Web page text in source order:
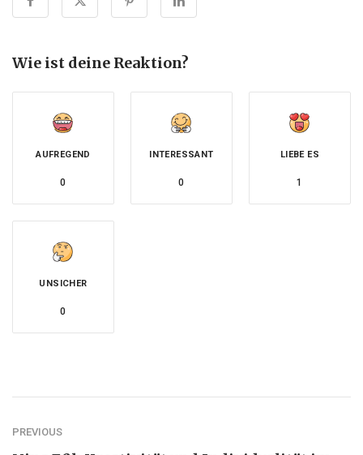
Wie ist deine Reaktion?
AUFREGEND
0
INTERESSANT
0
LIEBE ES
1
UNSICHER
0
PREVIOUS